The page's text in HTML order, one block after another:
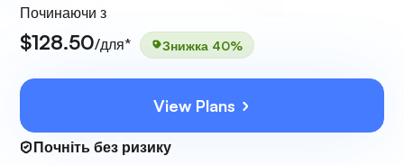
Починаючи з
$128.50/для* Знижка 40%
View Plans
Почніть без ризику